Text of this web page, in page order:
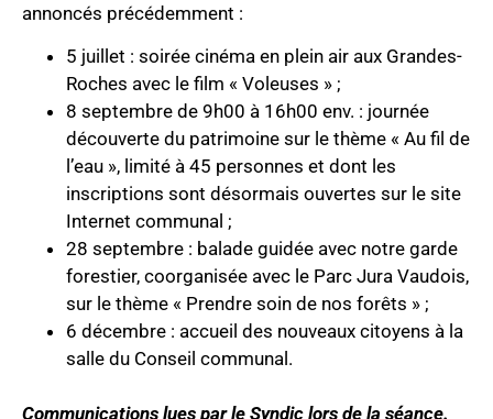
annoncés précédemment :
5 juillet : soirée cinéma en plein air aux Grandes-
Roches avec le film « Voleuses » ;
8 septembre de 9h00 à 16h00 env. : journée
découverte du patrimoine sur le thème « Au fil de
l’eau », limité à 45 personnes et dont les
inscriptions sont désormais ouvertes sur le site
Internet communal ;
28 septembre : balade guidée avec notre garde
forestier, coorganisée avec le Parc Jura Vaudois,
sur le thème « Prendre soin de nos forêts » ;
6 décembre : accueil des nouveaux citoyens à la
salle du Conseil communal.
Communications lues par le Syndic lors de la séance.